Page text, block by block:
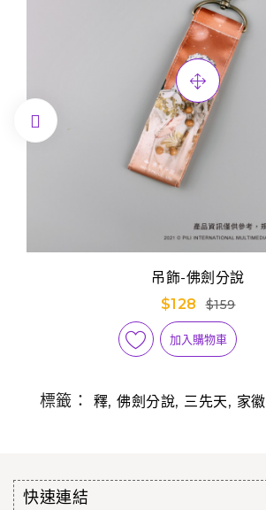
吊飾-佛劍分說
$128
$159
加入購物車

標籤： 釋,佛劍分說, 三先天, 家徽
快速連結